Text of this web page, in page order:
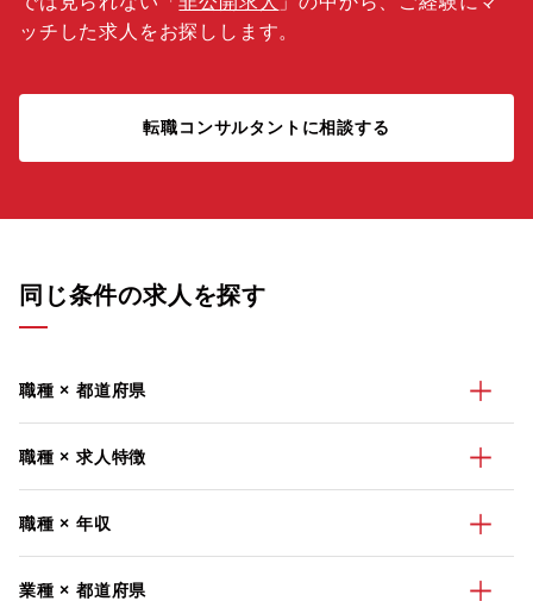
ッチした求人をお探しします。
転職コンサルタントに相談する
同じ条件の求人を探す
職種 × 都道府県
職種 × 求人特徴
職種 × 年収
業種 × 都道府県